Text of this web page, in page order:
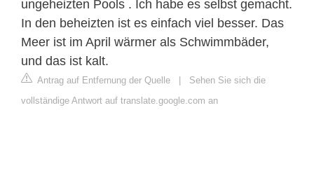
ungeheizten Pools . Ich habe es selbst gemacht.
In den beheizten ist es einfach viel besser. Das
Meer ist im April wärmer als Schwimmbäder,
und das ist kalt.
Antrag auf Entfernung der Quelle | Sehen Sie sich die
vollständige Antwort auf translate.google.com an